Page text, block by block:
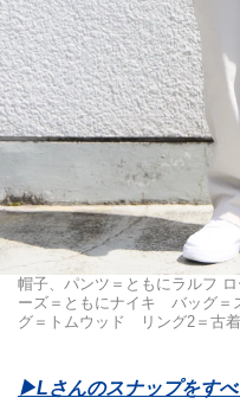
帽子、パンツ＝ともにラルフ
ーズ＝ともにナイキ バッグ
グ＝トムウッド リング2＝古
▶︎Lさんのスナップをす